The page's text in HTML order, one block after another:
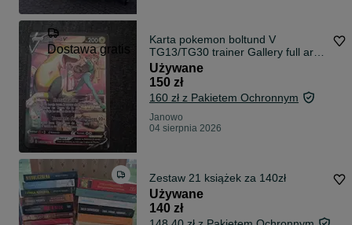
Dostawa gratis
Karta pokemon boltund V
TG13/TG30 trainer Gallery full art
holo ESP
Używane
150 zł
160 zł z Pakietem Ochronnym
Janowo
04 sierpnia 2026
Zestaw 21 książek za 140zł
Używane
140 zł